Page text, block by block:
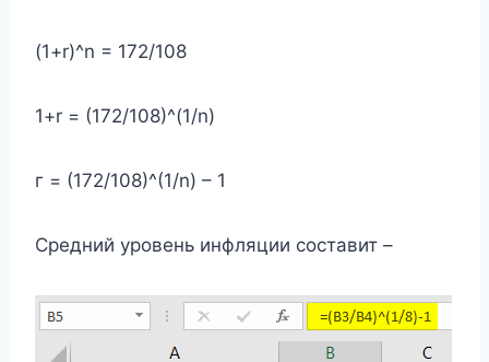
(1+r)^n = 172/108
1+r = (172/108)^(1/n)
г = (172/108)^(1/n) – 1
Средний уровень инфляции составит –